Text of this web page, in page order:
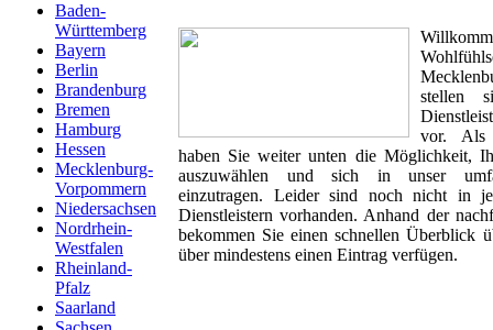
Baden-
Württemberg
Bayern
Berlin
Brandenburg
Bremen
Hamburg
Hessen
Mecklenburg-
Vorpommern
Niedersachsen
Nordrhein-
Westfalen
Rheinland-
Pfalz
Saarland
stellen
vor. Als
haben Sie weiter unten die Möglichkeit,
auszuwählen und sich in unser
einzutragen. Leider sind noch nicht in
Dienstleistern vorhanden. Anhand der
bekommen Sie einen schnellen Überblick
über mindestens einen Eintrag verfügen.